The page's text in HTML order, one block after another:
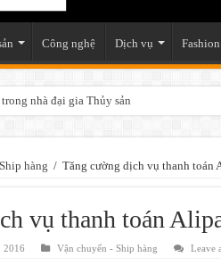
Công nghệ Dịch vụ Fashion
nhà đại gia Thủy sản
hàng / Tăng cường dịch vụ thanh toán
vụ thanh toán
2016 Vận chuyển - Ship hàng Leave